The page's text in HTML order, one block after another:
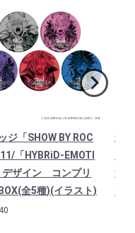
ジ「SHOW BY ROC
「HYBRiD-EMOTI
デザイン コンプリ
全5種)(イラスト)
連
法